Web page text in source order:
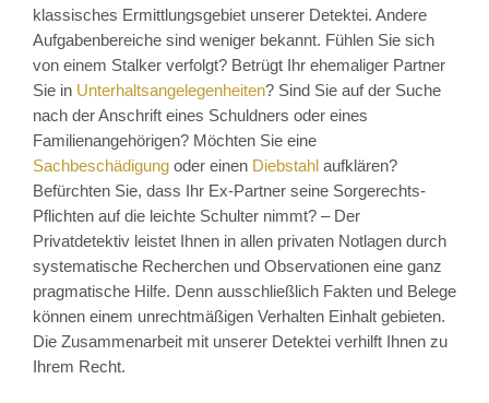
klassisches Ermittlungsgebiet unserer Detektei. Andere
Aufgabenbereiche sind weniger bekannt. Fühlen Sie sich
von einem Stalker verfolgt? Betrügt Ihr ehemaliger Partner
Sie in Unterhaltsangelegenheiten? Sind Sie auf der Suche
nach der Anschrift eines Schuldners oder eines
Familienangehörigen? Möchten Sie eine
Sachbeschädigung oder einen Diebstahl aufklären?
Befürchten Sie, dass Ihr Ex-Partner seine Sorgerechts-
Pflichten auf die leichte Schulter nimmt? – Der
Privatdetektiv leistet Ihnen in allen privaten Notlagen durch
systematische Recherchen und Observationen eine ganz
pragmatische Hilfe. Denn ausschließlich Fakten und Belege
können einem unrechtmäßigen Verhalten Einhalt gebieten.
Die Zusammenarbeit mit unserer Detektei verhilft Ihnen zu
Ihrem Recht.